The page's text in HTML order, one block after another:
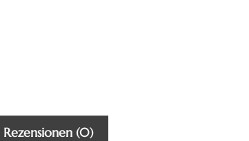
Rezensionen (0)